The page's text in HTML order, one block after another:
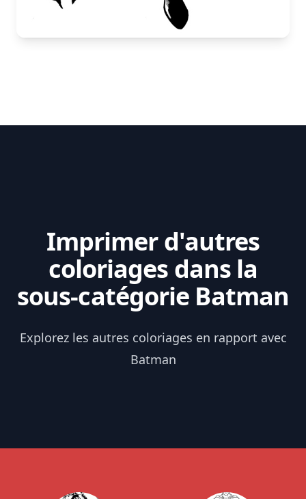
Imprimer d'autres
coloriages dans la
sous-catégorie Batman
Explorez les autres coloriages en rapport avec
Batman